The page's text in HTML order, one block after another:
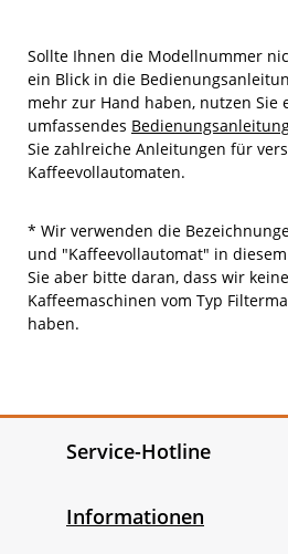
Sollte Ihnen die Modellnummer
ein Blick in die
mehr zur Hand haben, nutzen Sie
umfassendes
Sie zahlreiche Anleitungen für
Kaffeevollautomaten.
* Wir verwenden die
und "Kaffeevollautomat" in
Sie aber bitte daran, dass wir
Kaffeemaschinen vom Typ
haben.
Service-Hotline
Informationen